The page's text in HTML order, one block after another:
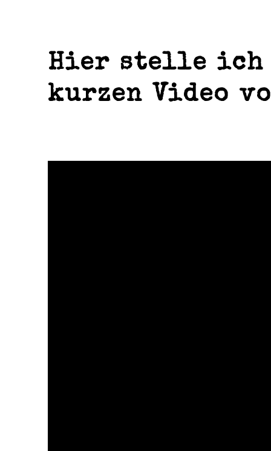
Hier stelle ich
kurzen Video